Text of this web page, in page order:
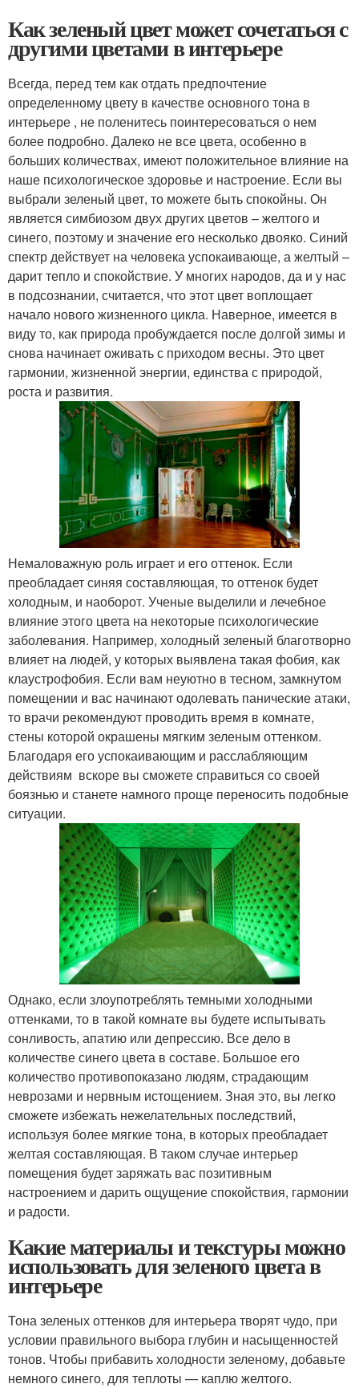
Как зеленый цвет может сочетаться с
другими цветами в интерьере
Всегда, перед тем как отдать предпочтение
определенному цвету в качестве основного тона в
интерьере , не поленитесь поинтересоваться о нем
более подробно. Далеко не все цвета, особенно в
больших количествах, имеют положительное влияние на
наше психологическое здоровье и настроение. Если вы
выбрали зеленый цвет, то можете быть спокойны. Он
является симбиозом двух других цветов – желтого и
синего, поэтому и значение его несколько двояко. Синий
спектр действует на человека успокаивающе, а желтый –
дарит тепло и спокойствие. У многих народов, да и у нас
в подсознании, считается, что этот цвет воплощает
начало нового жизненного цикла. Наверное, имеется в
виду то, как природа пробуждается после долгой зимы и
снова начинает оживать с приходом весны. Это цвет
гармонии, жизненной энергии, единства с природой,
роста и развития.
Немаловажную роль играет и его оттенок. Если
преобладает синяя составляющая, то оттенок будет
холодным, и наоборот. Ученые выделили и лечебное
влияние этого цвета на некоторые психологические
заболевания. Например, холодный зеленый благотворно
влияет на людей, у которых выявлена такая фобия, как
клаустрофобия. Если вам неуютно в тесном, замкнутом
помещении и вас начинают одолевать панические атаки,
то врачи рекомендуют проводить время в комнате,
стены которой окрашены мягким зеленым оттенком.
Благодаря его успокаивающим и расслабляющим
действиям вскоре вы сможете справиться со своей
боязнью и станете намного проще переносить подобные
ситуации.
Однако, если злоупотреблять темными холодными
оттенками, то в такой комнате вы будете испытывать
сонливость, апатию или депрессию. Все дело в
количестве синего цвета в составе. Большое его
количество противопоказано людям, страдающим
неврозами и нервным истощением. Зная это, вы легко
сможете избежать нежелательных последствий,
используя более мягкие тона, в которых преобладает
желтая составляющая. В таком случае интерьер
помещения будет заряжать вас позитивным
настроением и дарить ощущение спокойствия, гармонии
и радости.
Какие материалы и текстуры можно
использовать для зеленого цвета в
интерьере
Тона зеленых оттенков для интерьера творят чудо, при
условии правильного выбора глубин и насыщенностей
тонов. Чтобы прибавить холодности зеленому, добавьте
немного синего, для теплоты — каплю желтого.